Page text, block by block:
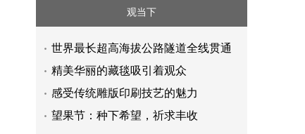
观当下
世界最长超高海拔公路隧道全线贯通
精美华丽的藏毯吸引着观众
感受传统雕版印刷技艺的魅力
望果节：种下希望，祈求丰收